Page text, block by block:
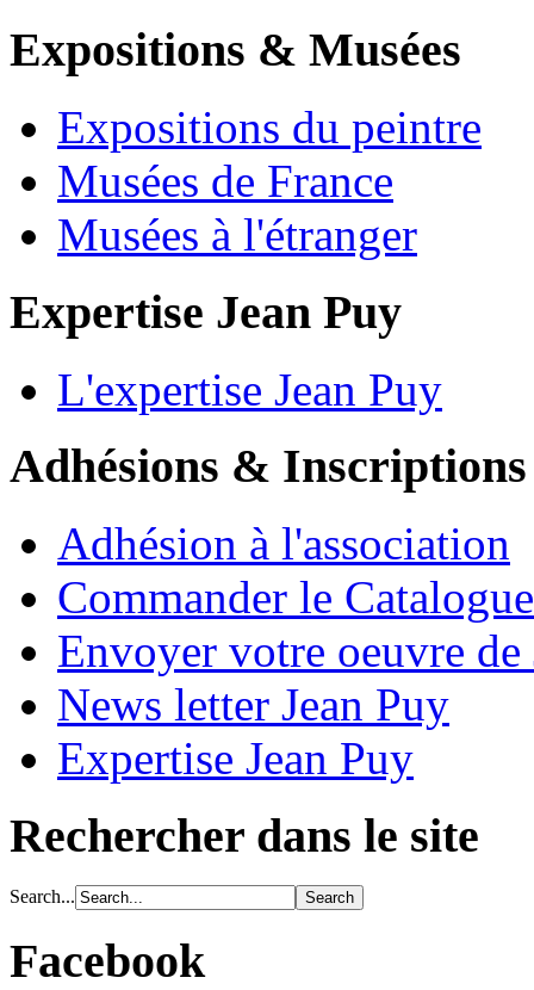
Expositions & Musées
Expositions du peintre
Musées de France
Musées à l'étranger
Expertise Jean Puy
L'expertise Jean Puy
Adhésions & Inscriptions
Adhésion à l'association
Commander le
Envoyer votre oeuvre de
News letter Jean Puy
Expertise Jean Puy
Rechercher dans le site
Search...
Facebook